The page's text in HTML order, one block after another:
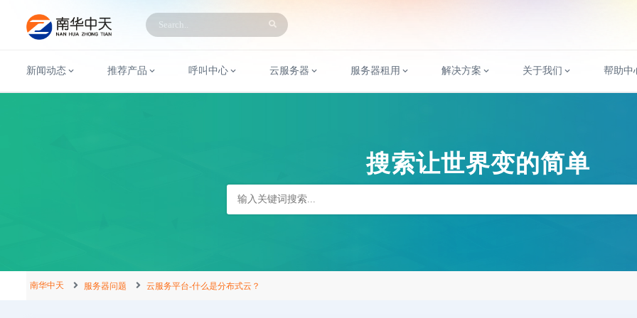
新闻动态 推荐产品 呼叫中心 云服务器 服务器租用 解决方案 关于我们 帮助中
搜索让世界变的简单
南华中天 服务器问题 云服务平台-什么是分布式云？